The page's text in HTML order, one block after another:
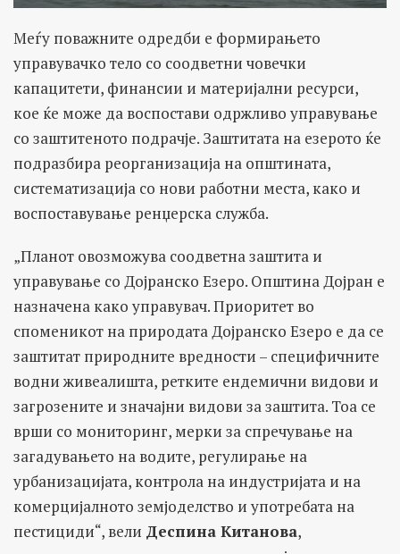
Меѓу поважните одредби е формирањето
управувачко тело со соодветни човечки
капацитети, финансии и материјални ресурси,
кое ќе може да воспостави одржливо управување
со заштитеното подрачје. Заштитата на езерото ќе
подразбира реорганизација на општината,
систематизација со нови работни места, како и
воспоставување ренџерска служба.
„Планот овозможува соодветна заштита и
управување со Дојранско Езеро. Општина Дојран е
назначена како управувач. Приоритет во
споменикот на природата Дојранско Езеро е да се
заштитат природните вредности – специфичните
водни живеалишта, ретките ендемични видови и
загрозените и значајни видови за заштита. Тоа се
врши со мониторинг, мерки за спречување на
загадувањето на водите, регулирање на
урбанизацијата, контрола на индустријата и на
комерцијалното земјоделство и употребата на
пестициди“, вели Деспина Китанова,